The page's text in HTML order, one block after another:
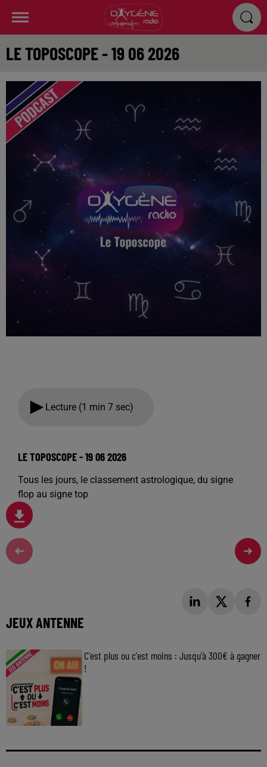
LE TOPOSCOPE - 19 06 2026
Lecture (1 min 7 sec)
LE TOPOSCOPE - 19 06 2026
Tous les jours, le classement astrologique, du signe
flop au signe top
JEUX ANTENNE
C'est plus ou c'est moins : Jusqu'à 300€ à gagner
!